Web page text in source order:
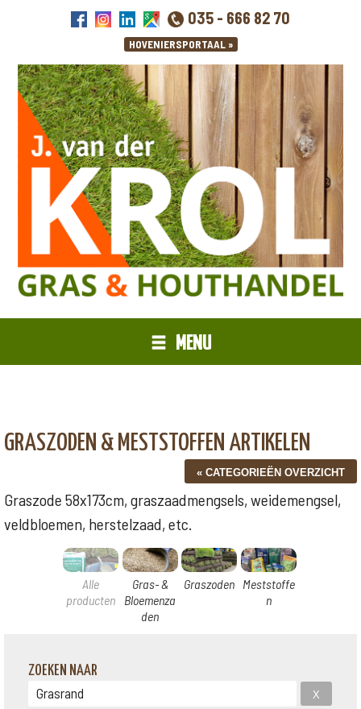
035 - 666 82 70
MENU
GRASZODEN & MESTSTOFFEN ARTIKELEN
Graszode 58x173cm, graszaadmengsels, weidemengsel,
veldbloemen, herstelzaad, etc.
Alle
producten
Gras- &
Bloemenza
den
Graszoden Meststoffe
n
ZOEKEN NAAR